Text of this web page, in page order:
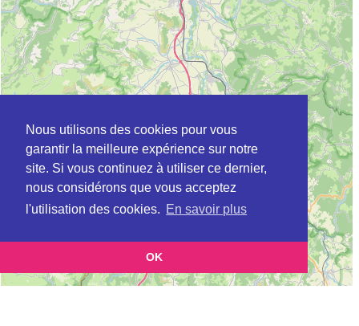
Nous utilisons des cookies pour vous
garantir la meilleure expérience sur notre
site. Si vous continuez à utiliser ce dernier,
nous considérons que vous acceptez
l'utilisation des cookies. En savoir plus
OK